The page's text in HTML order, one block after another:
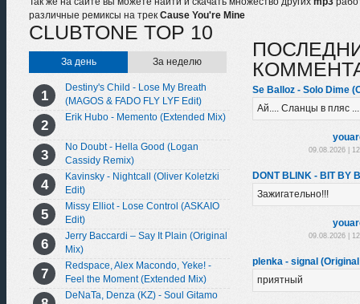
различные ремиксы на трек Cause You're Mine
CLUBTONE TOP 10
За день За неделю
Destiny's Child - Lose My Breath
(MAGOS & FADO FLY LYF Edit)
Erik Hubo - Memento (Extended Mix)
No Doubt - Hella Good (Logan
Cassidy Remix)
Kavinsky - Nightcall (Oliver Koletzki
Edit)
Missy Elliot - Lose Control (ASKAIO
Edit)
Jerry Baccardi – Say It Plain (Original
Mix)
Redspace, Alex Macondo, Yeke! -
Feel the Moment (Extended Mix)
DeNaTa, Denza (KZ) - Soul Gitamo
Se Balloz - Solo Dime
Ай.... Сланцы в пляс ...
09.08.2026 |
DONT BLINK - BIT BY
Зажигательно!!!
09.08.2026 |
plenka - signal
приятный